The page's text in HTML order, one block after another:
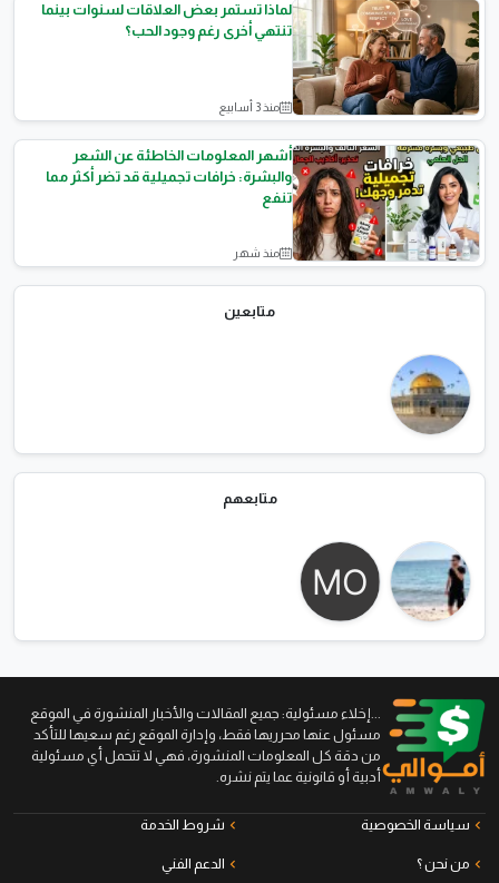
متابعين
متابعهم
المقالات العامة
لماذا تستمر بعض العلاقات لسنوات بينما
تنتهي أخرى رغم وجود الحب؟
منذ 3 أسابيع
الأناقة والموضة
أشهر المعلومات الخاطئة عن الشعر
والبشرة: خرافات تجميلية قد تضر أكثر مما
تنفع
منذ شهر
...إخلاء مسئولية: جميع المقالات والأخبار المنشورة في الموقع
مسئول عنها محرريها فقط، وإدارة الموقع رغم سعيها للتأكد
من دقة كل المعلومات المنشورة، فهي لا تتحمل أي مسئولية
أدبية أو قانونية عما يتم نشره.
سياسة الخصوصية شروط الخدمة
من نحن ؟ الدعم الفني